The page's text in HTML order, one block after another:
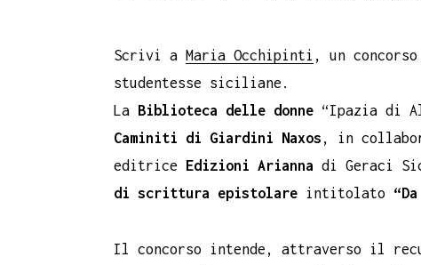
Scrivi a Maria Occhipinti , un concorso
studentesse siciliane.
La
Biblioteca delle donne “Ipazia di
Caminiti di Giardini Naxos , in
editrice
Edizioni Arianna di Geraci
di scrittura epistolare intitolato
Il concorso intende, attraverso il